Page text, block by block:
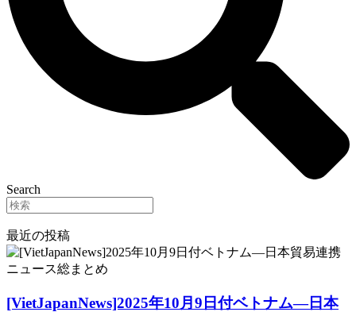
Search
最近の投稿
[VietJapanNews]2025年10月9日付ベトナム―日本